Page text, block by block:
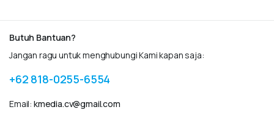
Butuh Bantuan?
Jangan ragu untuk menghubungi Kami kapan saja:
+62 818-0255-6554
Email: kmedia.cv@gmail.com